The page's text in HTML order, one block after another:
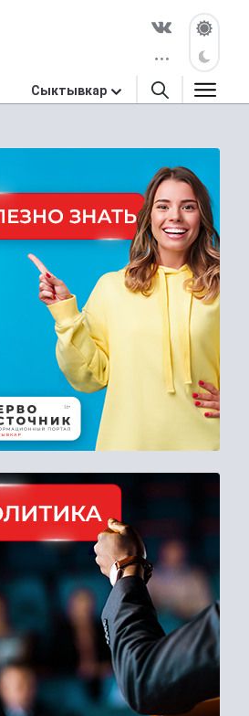
Сыктывкар